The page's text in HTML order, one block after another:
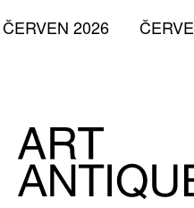
ČERVEN 2026